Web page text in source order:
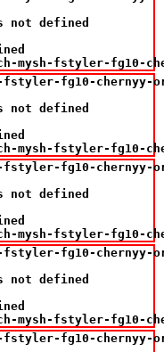
not defined
mysh-fstyler-fg10-
fg10-chernyy-
not defined
mysh-fstyler-fg10-
fg10-chernyy-
not defined
mysh-fstyler-fg10-
fg10-chernyy-
not defined
mysh-fstyler-fg10-
fg10-chernyy-